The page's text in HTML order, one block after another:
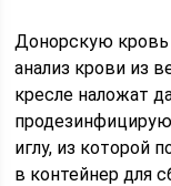
Донорскую
анализ крови из
кресле наложат
иглу, из которой
в контейнер для